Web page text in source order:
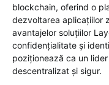
blockchain, oferind o
dezvoltarea aplicațiilor
avantajelor soluțiilor
confidențialitate și
poziționează ca un
descentralizat și sigur.